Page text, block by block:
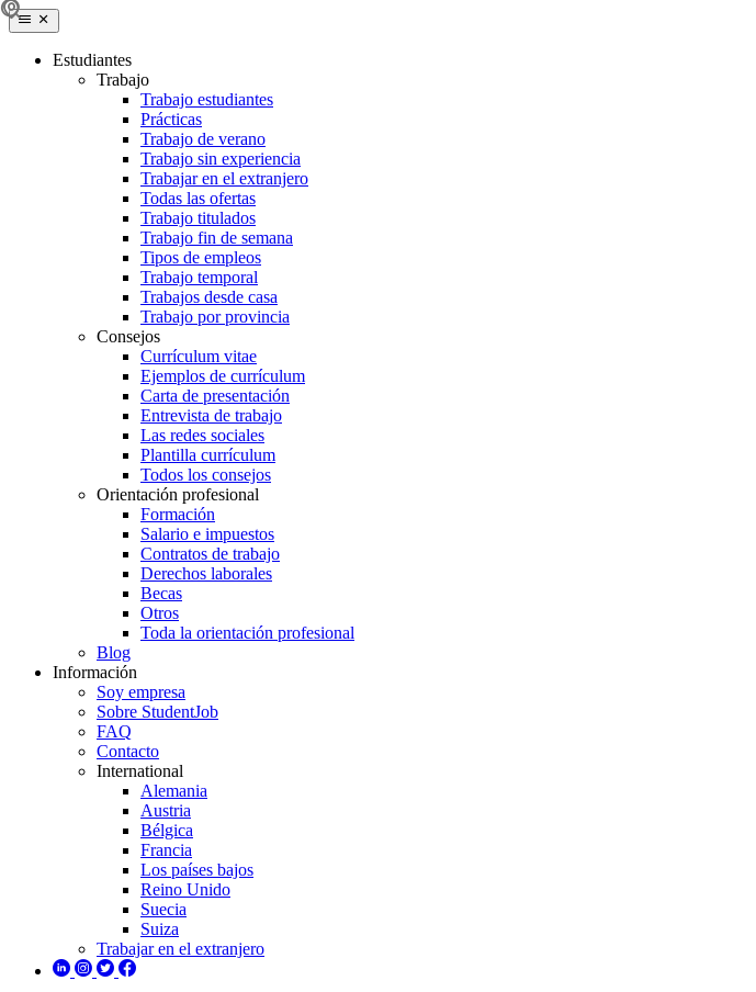
Estudiantes
Trabajo
Trabajo estudiantes
Prácticas
Trabajo de verano
Trabajo sin experiencia
Trabajar en el extranjero
Todas las ofertas
Trabajo titulados
Trabajo fin de semana
Tipos de empleos
Trabajo temporal
Trabajos desde casa
Trabajo por provincia
Consejos
Currículum vitae
Ejemplos de currículum
Carta de presentación
Entrevista de trabajo
Las redes sociales
Plantilla currículum
Todos los consejos
Orientación profesional
Formación
Salario e impuestos
Contratos de trabajo
Derechos laborales
Becas
Otros
Toda la orientación profesional
Blog
Información
Soy empresa
Sobre StudentJob
FAQ
Contacto
International
Alemania
Austria
Bélgica
Francia
Los países bajos
Reino Unido
Suecia
Suiza
Trabajar en el extranjero